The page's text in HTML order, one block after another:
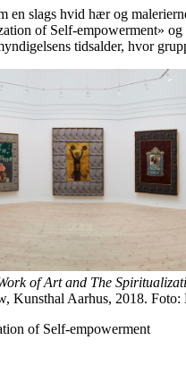
en slags hvid hær og
of Self-empowerment»
tidsalder, hvor
of Art and The
Kunsthal Aarhus, 2018. Foto:
of Self-empowerment